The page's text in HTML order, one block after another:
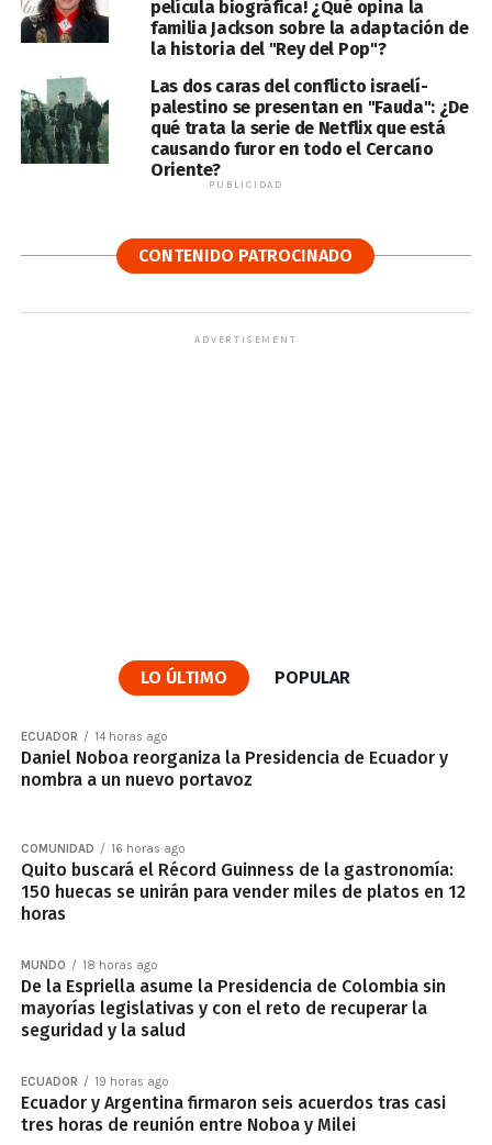
película biográfica! ¿Qué opina la
familia Jackson sobre la adaptación de
la historia del "Rey del Pop"?
Las dos caras del conflicto israelí-
palestino se presentan en "Fauda": ¿De
qué trata la serie de Netflix que está
causando furor en todo el Cercano
Oriente?
PUBLICIDAD
CONTENIDO PATROCINADO
ADVERTISEMENT
LO ÚLTIMO POPULAR
ECUADOR 14 horas ago
Daniel Noboa reorganiza la Presidencia de Ecuador y
nombra a un nuevo portavoz
COMUNIDAD 16 horas ago
Quito buscará el Récord Guinness de la gastronomía:
150 huecas se unirán para vender miles de platos en 12
horas
MUNDO 18 horas ago
De la Espriella asume la Presidencia de Colombia sin
mayorías legislativas y con el reto de recuperar la
seguridad y la salud
ECUADOR 19 horas ago
Ecuador y Argentina firmaron seis acuerdos tras casi
tres horas de reunión entre Noboa y Milei